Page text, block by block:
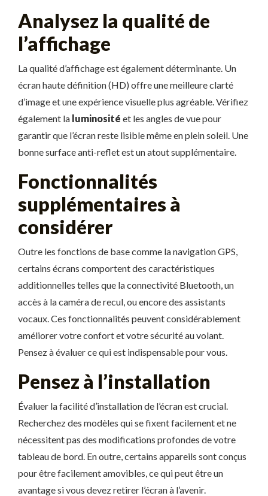
Analysez la qualité de
l’affichage
La qualité d’affichage est également déterminante. Un
écran haute définition (HD) offre une meilleure clarté
d’image et une expérience visuelle plus agréable. Vérifiez
également la luminosité et les angles de vue pour
garantir que l’écran reste lisible même en plein soleil. Une
bonne surface anti-reflet est un atout supplémentaire.
Fonctionnalités
supplémentaires à
considérer
Outre les fonctions de base comme la navigation GPS,
certains écrans comportent des caractéristiques
additionnelles telles que la connectivité Bluetooth, un
accès à la caméra de recul, ou encore des assistants
vocaux. Ces fonctionnalités peuvent considérablement
améliorer votre confort et votre sécurité au volant.
Pensez à évaluer ce qui est indispensable pour vous.
Pensez à l’installation
Évaluer la facilité d’installation de l’écran est crucial.
Recherchez des modèles qui se fixent facilement et ne
nécessitent pas des modifications profondes de votre
tableau de bord. En outre, certains appareils sont conçus
pour être facilement amovibles, ce qui peut être un
avantage si vous devez retirer l’écran à l’avenir.